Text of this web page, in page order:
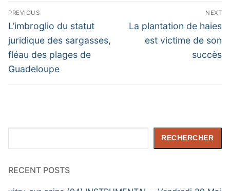
Navigation
de
l’article
PREVIOUS
Previous
post:
L’imbroglio du statut
juridique des sargasses,
fléau des plages de
Guadeloupe
NEXT
Next
post:
La plantation de haies
est victime de son
succès
RECHERCHER
RECENT POSTS